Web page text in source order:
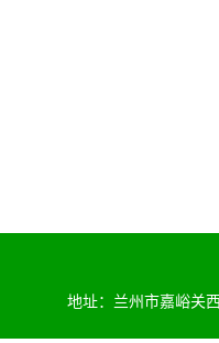
地址：兰州市嘉峪